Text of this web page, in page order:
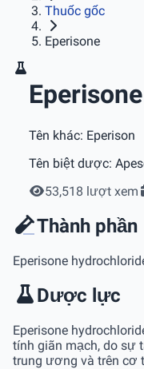
Thuốc gốc
Eperisone
Eperisone
Tên khác: Eperison
Tên biệt dược:
53,518 lượt xem
Thành phần
Eperisone
Dược lực
Eperisone
tính giãn mạch, do sự
trung ương và trên cơ